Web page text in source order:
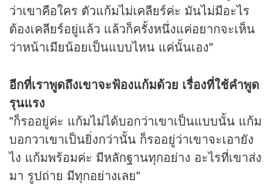
ว่าเขาคือใคร ตัวแก้มไม่เคลียร์ค่ะ มันไม่มีอะไร
ต้องเคลียร์อยู่แล้ว แล้วก็ครั้งหนึ่งแค่อยากจะเห็น
ว่าหน้าเมียน้อยเป็นแบบไหน แค่นั้นเอง"
อีกที่เราพูดถึงเขาจะฟ้องแก้มด้วย เรื่องที่ใช้คำพูด
รุนแรง
"ก็รออยู่ค่ะ แก้มไม่ได้บอกว่าเขาเป็นแบบนั้น แก้ม
บอกวาเขาเป็นยิ่งกว่านั้น ก็รออยู่ว่าเขาจะเอายัง
ไง แก้มพร้อมค่ะ มีหลักฐานทุกอย่าง อะไรที่เขาส่ง
มา รูปถ่าย มีทุกอย่างเลย"